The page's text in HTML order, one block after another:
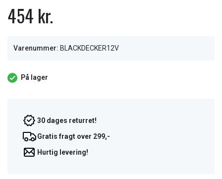
454 kr.
Varenummer: BLACKDECKER12V
På lager
30 dages returret!
Gratis fragt over 299,-
Hurtig levering!